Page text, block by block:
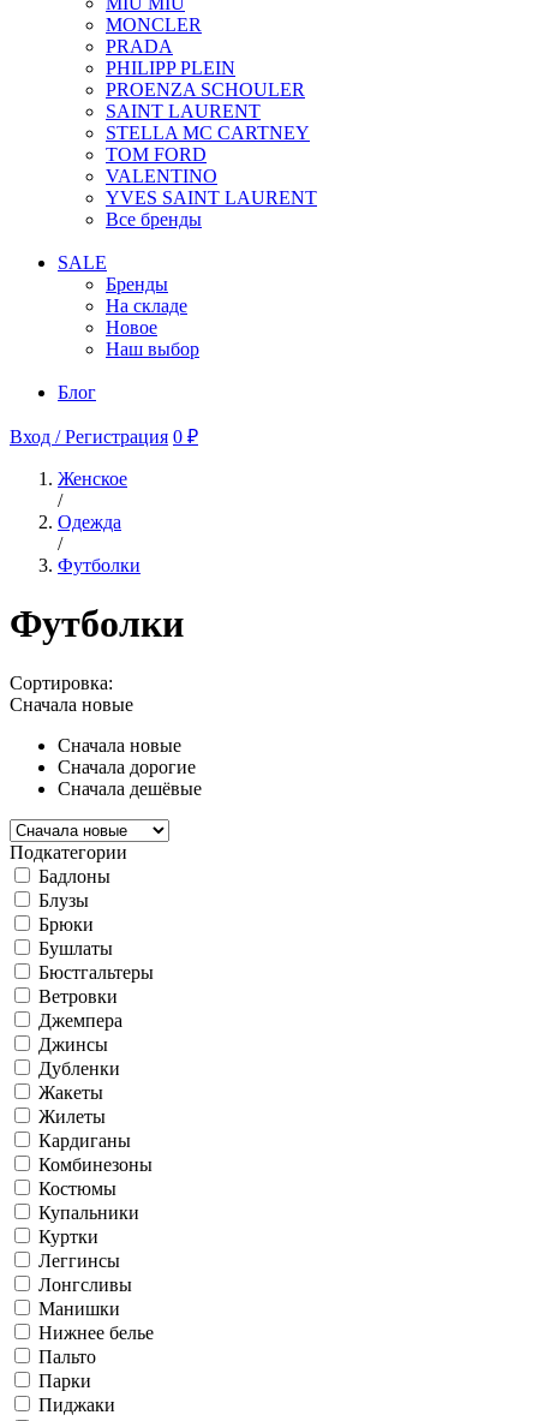
MONCLER
PRADA
PHILIPP PLEIN
PROENZA SCHOULER
SAINT LAURENT
STELLA MC CARTNEY
TOM FORD
VALENTINO
YVES SAINT LAURENT
Все бренды
SALE
Бренды
На складе
Новое
Наш выбор
Блог
Вход / Регистрация 0 ₽
Женское
/
Одежда
/
Футболки
Футболки
Сортировка:
Сначала новые
Сначала новые
Сначала дорогие
Сначала дешёвые
Подкатегории
Бадлоны
Блузы
Брюки
Бушлаты
Бюстгальтеры
Ветровки
Джемпера
Джинсы
Дубленки
Жакеты
Жилеты
Кардиганы
Комбинезоны
Костюмы
Купальники
Куртки
Леггинсы
Лонгсливы
Манишки
Нижнее белье
Пальто
Парки
Пиджаки